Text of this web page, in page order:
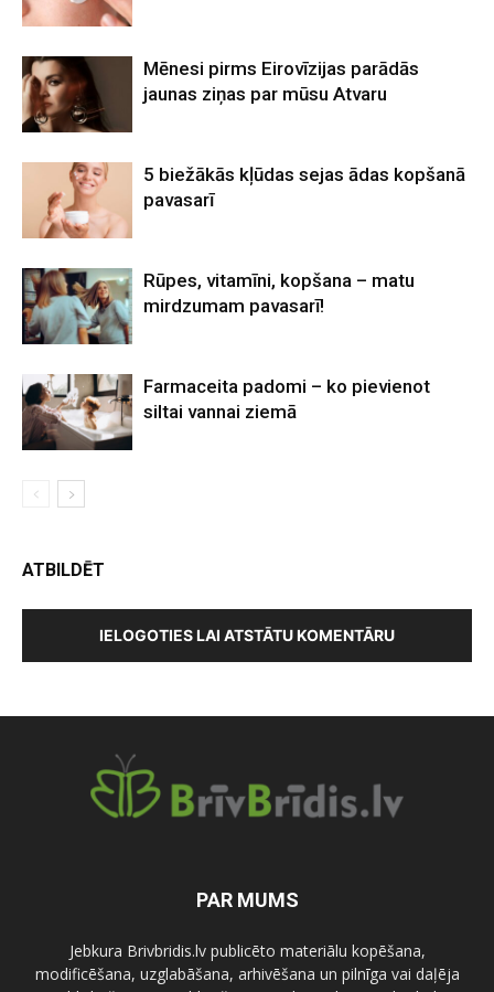
Mēnesi pirms Eirovīzijas parādās
jaunas ziņas par mūsu Atvaru
5 biežākās kļūdas sejas ādas kopšanā
pavasarī
Rūpes, vitamīni, kopšana – matu
mirdzumam pavasarī!
Farmaceita padomi – ko pievienot
siltai vannai ziemā
ATBILDĒT
IELOGOTIES LAI ATSTĀTU KOMENTĀRU
PAR MUMS
Jebkura Brivbridis.lv publicēto materiālu kopēšana,
modificēšana, uzglabāšana, arhivēšana un pilnīga vai daļēja